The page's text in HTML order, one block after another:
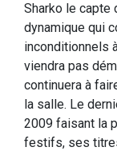
Sharko le capte
dynamique qui
inconditionnels
viendra pas
continuera à
la salle. Le
2009 faisant la
festifs, ses